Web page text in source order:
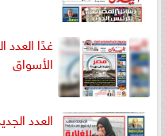
غدًا العدد
الأسواق
العدد